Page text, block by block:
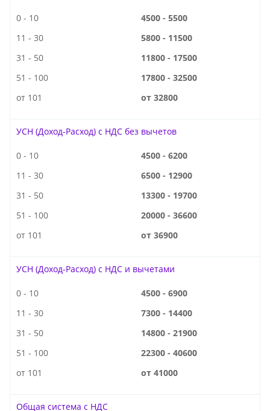
0 - 10
11 - 30
31 - 50
51 - 100
от 101
4500 - 5500
5800 - 11500
11800 - 17500
17800 - 32500
от 32800
УСН (Доход-Расход) с НДС без вычетов
0 - 10
11 - 30
31 - 50
51 - 100
от 101
4500 - 6200
6500 - 12900
13300 - 19700
20000 - 36600
от 36900
УСН (Доход-Расход) с НДС и вычетами
0 - 10
11 - 30
31 - 50
51 - 100
от 101
4500 - 6900
7300 - 14400
14800 - 21900
22300 - 40600
от 41000
Общая система с НДС